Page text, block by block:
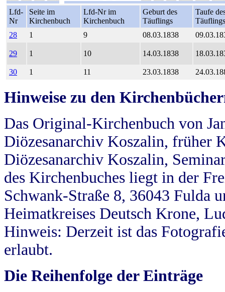
Lfd-
Nr
Seite im
Kirchenbuch
Lfd-Nr im
Kirchenbuch
Geburt des
Täuflings
Taufe
Täuflings
28
1 9 08.03.1838
29 1 10 14.03.1838
30 1 11 23.03.1838
Hinweise zu den
Das Original-Kirchenbuch von
Diözesanarchiv Koszalin, früher
Diözesanarchiv Koszalin,
des Kirchenbuches liegt in der
Schwank-Straße 8, 36043 Fulda
Heimatkreises Deutsch Krone,
Hinweis: Derzeit ist das
erlaubt.
Die Reihenfolge der Einträge